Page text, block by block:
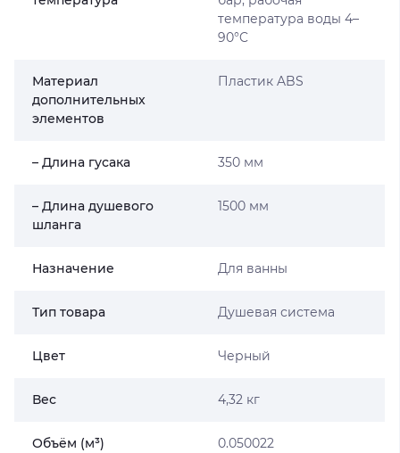
температура воды 4–
90°C
Материал
дополнительных
элементов
Пластик ABS
– Длина гусака 350 мм
– Длина душевого
шланга
1500 мм
Назначение Для ванны
Тип товара Душевая система
Цвет Черный
Вес 4,32 кг
Объём (м³) 0.050022